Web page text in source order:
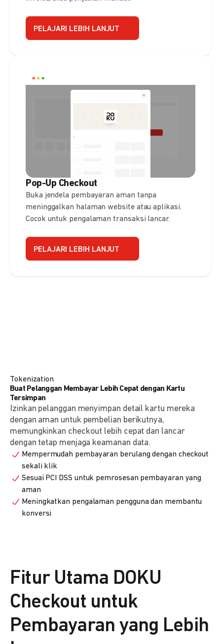
PELAJARI LEBIH LANJUT
Pop-Up Checkout
Buka jendela pembayaran aman tanpa
meninggalkan halaman website atau aplikasi.
Cocok untuk pengalaman transaksi lancar.
PELAJARI LEBIH LANJUT
Tokenization
Buat Pelanggan Membayar Lebih Cepat dengan Kartu
Tersimpan
Izinkan pelanggan menyimpan detail kartu mereka
dengan aman untuk pembelian berikutnya,
memungkinkan checkout lebih cepat dan lancar
dengan tetap menjaga keamanan data.
Mempermudah pembayaran berulang dengan checkout
sekali klik
Sesuai PCI DSS untuk pemrosesan pembayaran yang
aman
Meningkatkan pengalaman pengguna dan membantu
konversi
Fitur Utama DOKU
Checkout untuk
Pembayaran yang Lebih